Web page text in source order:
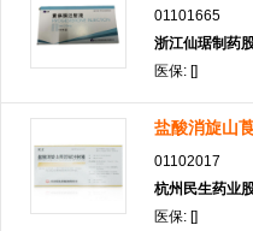
01101665
浙江仙琚制药
医保: []
盐酸消旋山
01102017
杭州民生药业
医保: []